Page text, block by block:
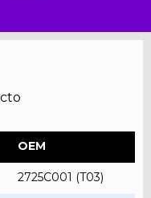
OEM
2725C001 (T03)